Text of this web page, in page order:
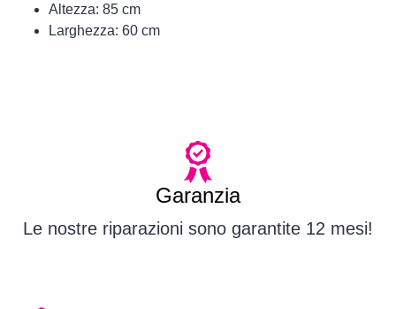
Altezza: 85 cm
Larghezza: 60 cm
Garanzia
Le nostre riparazioni sono garantite 12 mesi!